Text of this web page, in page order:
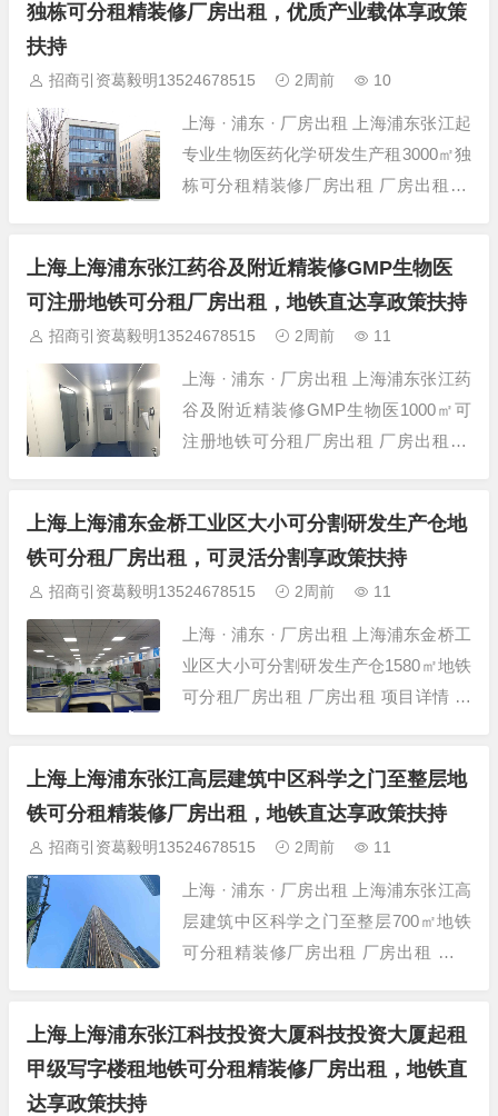
业园区 建筑面积 4500㎡ 层高 6米 层数
独栋可分租精装修厂房出租，优质产业载体享政策
扶持
招商引资葛毅明13524678515 2周前 10
上海 · 浦东 · 厂房出租 上海浦东张江起
专业生物医药化学研发生产租3000㎡独
栋可分租精装修厂房出租 厂房出租 项
分租 所在位置 上海-浦东-张江-张江药
谷蔡伦路 建筑面积 3000㎡ 层高 5米 层
数 多层厂房...
上海上海浦东张江药谷及附近精装修GMP生物医
可注册地铁可分租厂房出租，地铁直达享政策扶持
招商引资葛毅明13524678515 2周前 11
上海 · 浦东 · 厂房出租 上海浦东张江药
谷及附近精装修GMP生物医1000㎡可
注册地铁可分租厂房出租 厂房出租 项
地铁 所在位置 上海-浦东-张江-张江药
谷附近蔡伦路 建筑面积 1000㎡ 层高 4.
5米 层数 多...
上海上海浦东金桥工业区大小可分割研发生产仓地
铁可分租厂房出租，可灵活分割享政策扶持
招商引资葛毅明13524678515 2周前 11
上海 · 浦东 · 厂房出租 上海浦东金桥工
业区大小可分割研发生产仓1580㎡地铁
可分租厂房出租 厂房出租 项目详情 项
位置 上海-浦东-金桥-金桥工业园区12号
线地铁站旁 建筑面积 1580㎡ 层高 6米
层数 双层...
上海上海浦东张江高层建筑中区科学之门至整层地
铁可分租精装修厂房出租，地铁直达享政策扶持
招商引资葛毅明13524678515 2周前 11
上海 · 浦东 · 厂房出租 上海浦东张江高
层建筑中区科学之门至整层700㎡地铁
可分租精装修厂房出租 厂房出租 项目
精装 所在位置 上海-浦东-张江-张江科
学之门旁写字楼 建筑面积 700㎡ 层高 4
上海上海浦东张江科技投资大厦科技投资大厦起租
甲级写字楼租地铁可分租精装修厂房出租，地铁直
达享政策扶持